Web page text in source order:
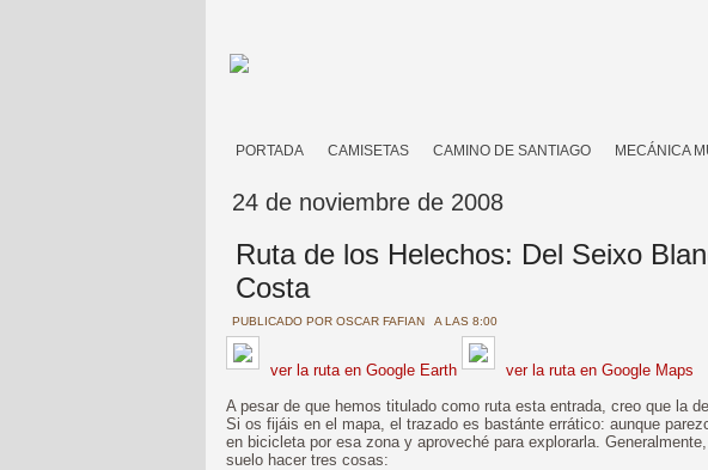
PORTADA CAMISETAS CAMINO DE SANTIAGO MECÁNICA
24 de noviembre de 2008
Ruta de los Helechos: Del Seixo
Costa
PUBLICADO POR OSCAR FAFIAN A LAS 8:00
ver la ruta en Google Earth
ver la ruta en Google Maps
A pesar de que hemos titulado como ruta esta entrada, creo que la
Si os fijáis en el mapa, el trazado es bastánte errático: aunque
en bicicleta por esa zona y aproveché para explorarla.
suelo hacer tres cosas: